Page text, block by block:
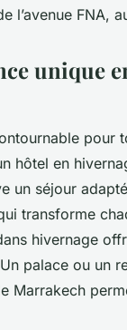
l’avenue FNA,
unique
pour
hôtel en
un séjour
transforme
hivernage
palace ou un
Marrakech